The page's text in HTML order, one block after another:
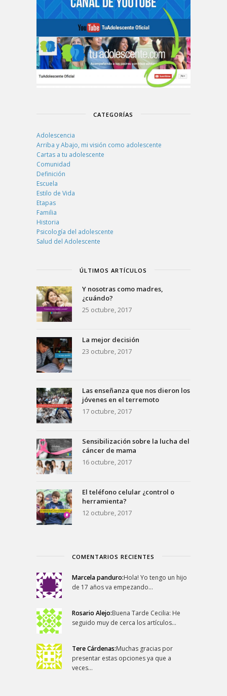
CATEGORÍAS
Adolescencia
Arriba y Abajo, mi visión como adolescente
Cartas a tu adolescente
Comunidad
Definición
Escuela
Estilo de Vida
Etapas
Familia
Historia
Psicología del adolescente
Salud del Adolescente
ÚLTIMOS ARTÍCULOS
Y nosotras como madres,
¿cuándo?
25 octubre, 2017
La mejor decisión
23 octubre, 2017
Las enseñanza que nos dieron los
jóvenes en el terremoto
17 octubre, 2017
Sensibilización sobre la lucha del
cáncer de mama
16 octubre, 2017
El teléfono celular ¿control o
herramienta?
12 octubre, 2017
COMENTARIOS RECIENTES
Marcela panduro:Hola! Yo tengo un hijo
de 17 años va empezando…
Rosario Alejo:Buena Tarde Cecilia: He
seguido muy de cerca los artículos…
Tere Cárdenas:Muchas gracias por
presentar estas opciones ya que a
veces…